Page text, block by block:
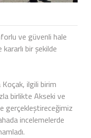
ve güvenli hale
kararlı bir şekilde
Koçak, ilgili birim
birlikte Akseki ve
gerçekleştireceğimiz
incelemelerde